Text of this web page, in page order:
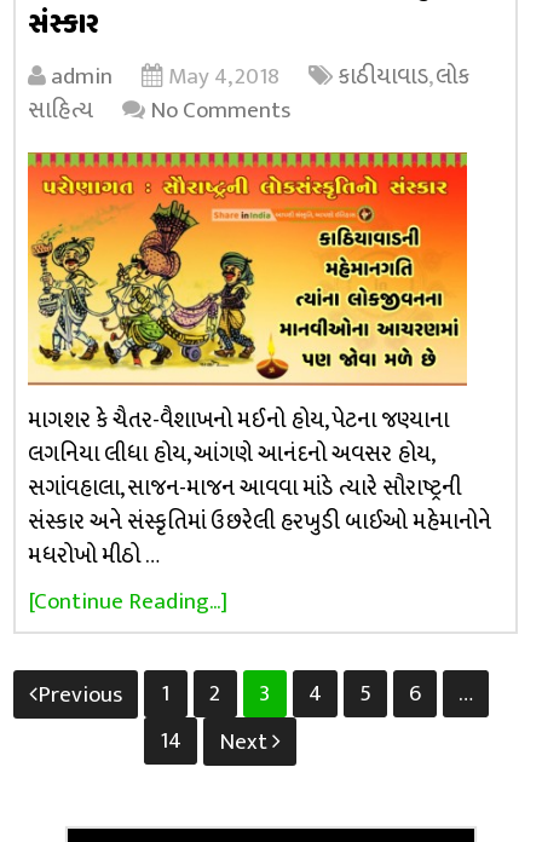
સંસ્કાર
admin May 4, 2018 કાઠીયાવાડ,લોક
સાહિત્ય
No Comments
માગશર કે ચૈતર-વૈશાખનો મઈનો હોય, પેટના જણ્યાના
લગનિયા લીધા હોય, આંગણે આનંદનો અવસર હોય,
સગાંવહાલા, સાજન-માજન આવવા માંડે ત્યારે સૌરાષ્ટ્રની
સંસ્કાર અને સંસ્કૃતિમાં ઉછરેલી હરખુડી બાઈઓ મહેમાનોને
મધરોખો મીઠો …
[Continue Reading...]
Posts
pagination
Previous 1 2 3 4 5 6
…
14
Next